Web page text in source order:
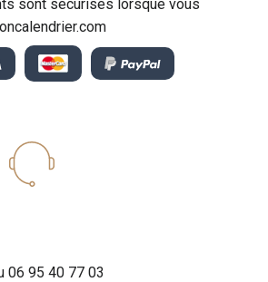
sont sécurisés lorsque vous
06 95 40 77 03